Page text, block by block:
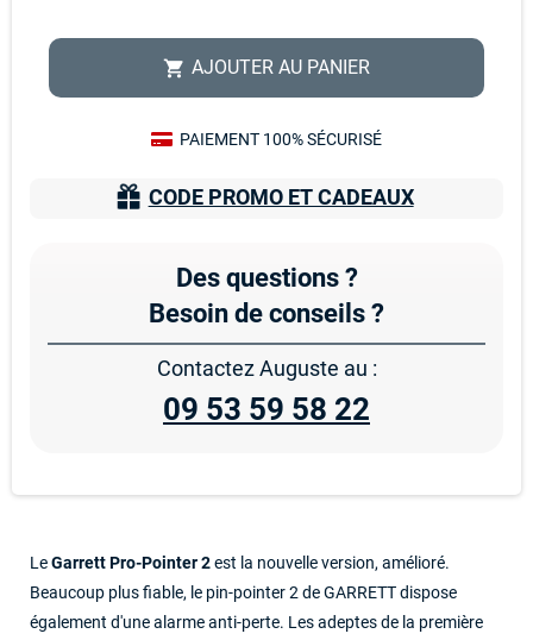
shopping_cart AJOUTER AU PANIER
PAIEMENT 100% SÉCURISÉ
CODE PROMO ET CADEAUX
Des questions ?
Besoin de conseils ?
Contactez Auguste au :
09 53 59 58 22
LeGarrett Pro-Pointer 2est la nouvelle version, amélioré.
Beaucoup plus fiable, le pin-pointer 2 de GARRETT dispose
également d'une alarme anti-perte. Les adeptes de la première